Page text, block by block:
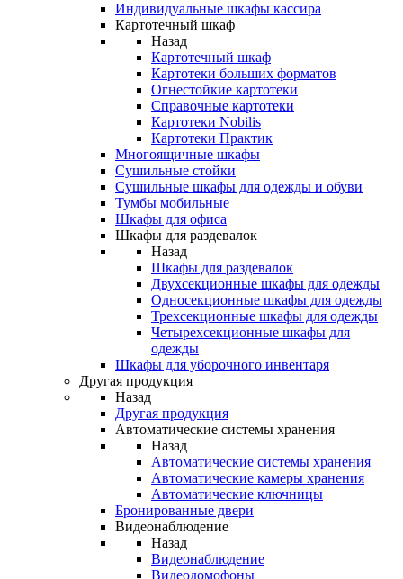
Индивидуальные шкафы кассира
Картотечный шкаф
Назад
Картотечный шкаф
Картотеки больших форматов
Огнестойкие картотеки
Справочные картотеки
Картотеки Nobilis
Картотеки Практик
Многоящичные шкафы
Сушильные стойки
Сушильные шкафы для одежды и обуви
Тумбы мобильные
Шкафы для офиса
Шкафы для раздевалок
Назад
Шкафы для раздевалок
Двухсекционные шкафы для одежды
Односекционные шкафы для одежды
Трехсекционные шкафы для одежды
Четырехсекционные шкафы для
одежды
Шкафы для уборочного инвентаря
Другая продукция
Назад
Другая продукция
Автоматические системы хранения
Назад
Автоматические системы хранения
Автоматические камеры хранения
Автоматические ключницы
Бронированные двери
Видеонаблюдение
Назад
Видеонаблюдение
Видеодомофоны